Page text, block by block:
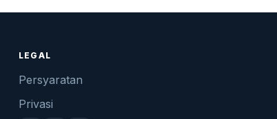
LEGAL
Persyaratan
Privasi